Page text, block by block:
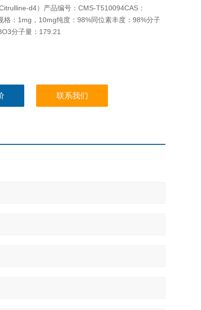
d4）产品编号：CMS-T510094CAS：
格：1mg，10mg纯度：98%同位素丰度：98%分子
分子量：179.21
联系我们